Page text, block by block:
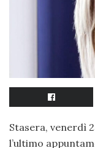
Stasera, venerdì
l’ultimo